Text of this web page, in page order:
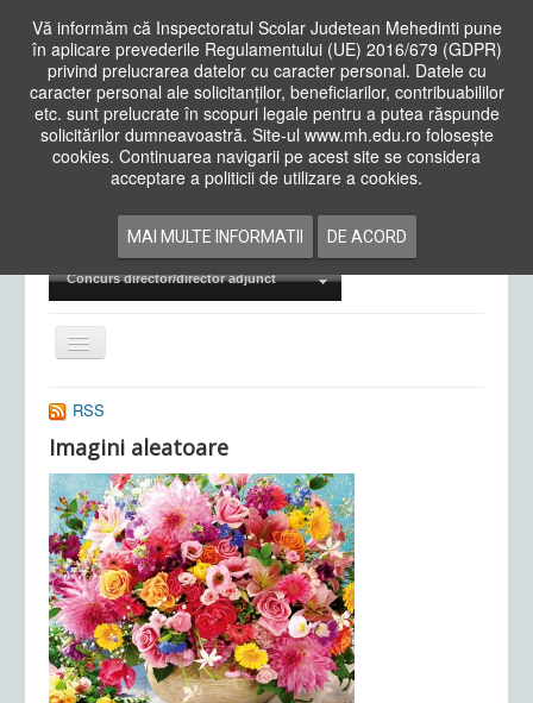
Vă informăm că Inspectoratul Scolar Judetean Mehedinti pune
în aplicare prevederile Regulamentului (UE) 2016/679 (GDPR)
privind prelucrarea datelor cu caracter personal. Datele cu
caracter personal ale solicitanților, beneficiarilor, contribuabililor
etc. sunt prelucrate în scopuri legale pentru a putea răspunde
solicitărilor dumneavoastră. Site-ul www.mh.edu.ro folosește
cookies. Continuarea navigarii pe acest site se considera
acceptare a politicii de utilizare a cookies.
MAI MULTE INFORMATII DE ACORD
Cauta
in
siteAcasa Cadre Didactice
Examene Naționale
Concurs director/director adjunct
Comută
navigarea
Ultimele articole: Vi, 04.11.2022 -Inspectoratul Școlar
Județean Mehedinți
RSS
Imagini aleatoare